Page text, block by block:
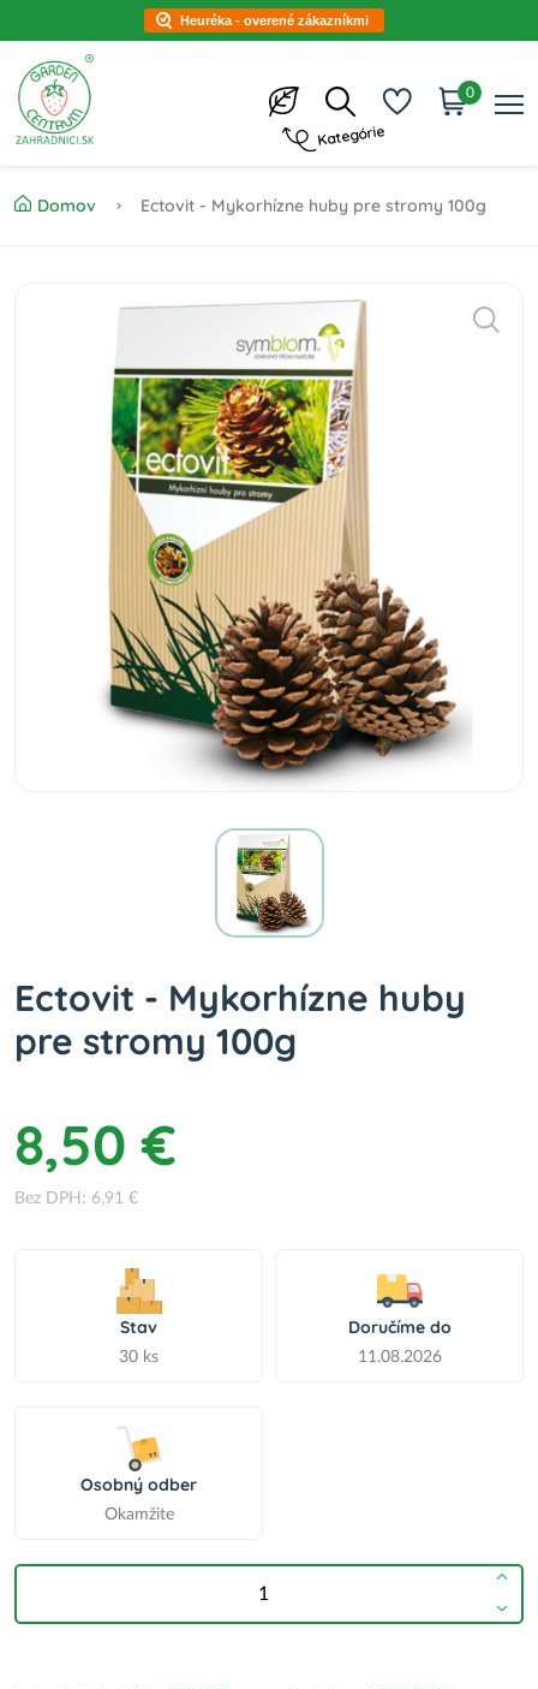
Heuréka - overené zákazníkmi
Kategórie
0
Domov Ectovit - Mykorhízne huby pre stromy 100g
Ectovit - Mykorhízne huby
pre stromy 100g
8,50 €
Bez DPH: 6,91 €
Stav
30 ks
Doručíme do
11.08.2026
Osobný odber
Okamžite